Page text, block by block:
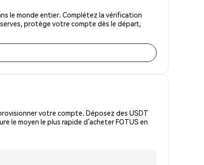
le monde entier. Complétez la vérification
protège votre compte dès le départ,
votre compte. Déposez des USDT
le moyen le plus rapide d’acheter FOTUS en